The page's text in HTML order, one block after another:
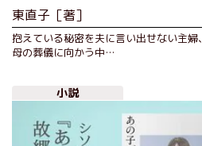
東直子［著］
抱えている秘密を夫に言い出せない主
母の葬儀に向かう中…
小説